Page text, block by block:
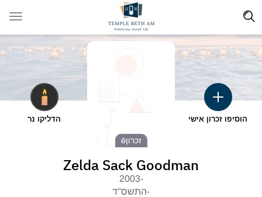
הוסיפו זכרון אישי
זכרון
הדליקו נר
Zelda Sack Goodman
-2003
-התשס"ד